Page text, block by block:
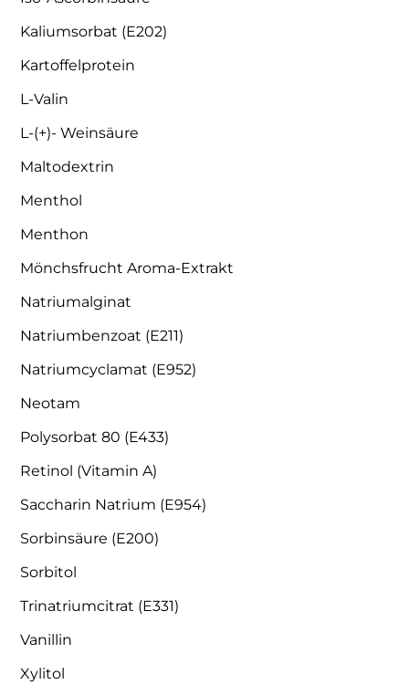
Kaliumsorbat (E202)
Kartoffelprotein
L-Valin
L-(+)- Weinsäure
Maltodextrin
Menthol
Menthon
Mönchsfrucht Aroma-Extrakt
Natriumalginat
Natriumbenzoat (E211)
Natriumcyclamat (E952)
Neotam
Polysorbat 80 (E433)
Retinol (Vitamin A)
Saccharin Natrium (E954)
Sorbinsäure (E200)
Sorbitol
Trinatriumcitrat (E331)
Vanillin
Xylitol